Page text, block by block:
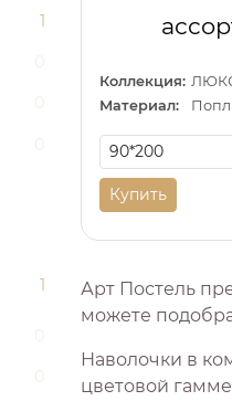
1
0
0
0
1
0
0
Коллекция:
Материал:
Купить
Арт Постель
можете
Наволочки в
цветовой